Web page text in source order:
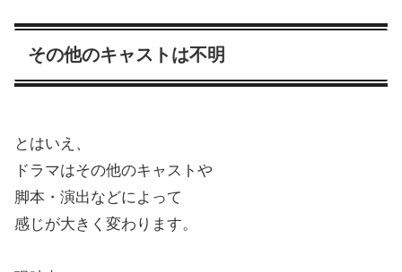
その他のキャストは不明
とはいえ、
ドラマはその他のキャストや
脚本・演出などによって
感じが大きく変わります。